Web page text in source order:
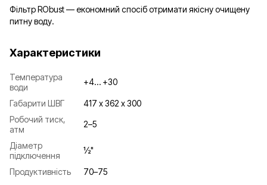
Фільтр RObust — економний спосіб отримати якісну очищену
питну воду.
Характеристики
Температура
води
+4… +30
Габарити ШВГ
417 х 362 х 300
Робочий тиск,
атм
2–5
Діаметр
підключення
½"
Продуктивність 70–75